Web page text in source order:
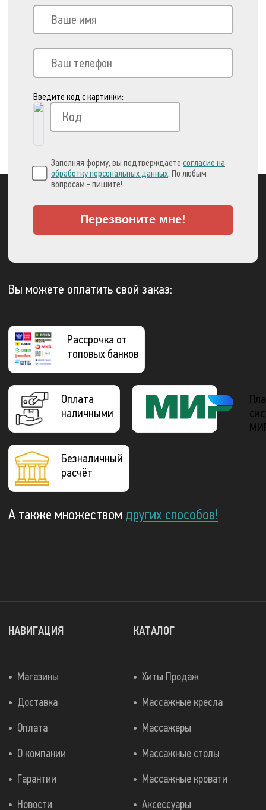
Введите код с картинки:
Заполняя форму, вы подтверждаете согласие на
обработку персональных данных. По любым
вопросам - пишите!
Перезвоните мне!
Вы можете оплатить свой заказ:
Рассрочка от
топовых банков
Оплата
наличными
Безналичный
расчёт
А также множеством других способов!
КАТАЛОГ
Хиты Продаж
Массажные кресла
Массажеры
Массажные столы
Массажные кровати
Аксессуары
НАВИГАЦИЯ
Магазины
Доставка
Оплата
О компании
Гарантии
Новости